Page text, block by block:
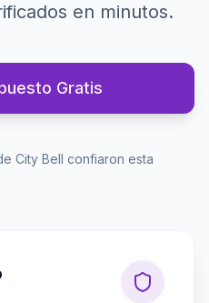
en minutos.
Gratis
City Bell confiaron esta